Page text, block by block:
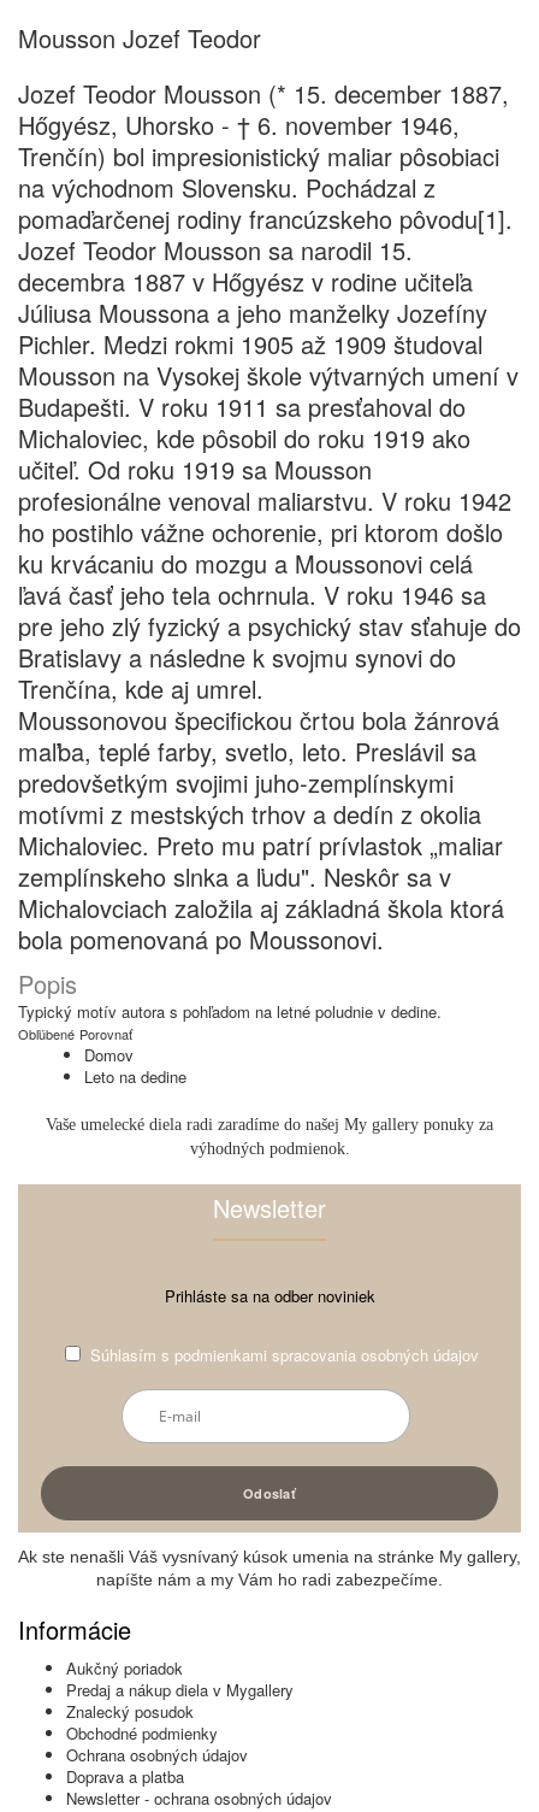
Mousson Jozef Teodor
Jozef Teodor Mousson (* 15. december 1887,
Hőgyész, Uhorsko - † 6. november 1946,
Trenčín) bol impresionistický maliar pôsobiaci
na východnom Slovensku. Pochádzal z
pomaďarčenej rodiny francúzskeho pôvodu[1].
Jozef Teodor Mousson sa narodil 15.
decembra 1887 v Hőgyész v rodine učiteľa
Júliusa Moussona a jeho manželky Jozefíny
Pichler. Medzi rokmi 1905 až 1909 študoval
Mousson na Vysokej škole výtvarných umení v
Budapešti. V roku 1911 sa presťahoval do
Michaloviec, kde pôsobil do roku 1919 ako
učiteľ. Od roku 1919 sa Mousson
profesionálne venoval maliarstvu. V roku 1942
ho postihlo vážne ochorenie, pri ktorom došlo
ku krvácaniu do mozgu a Moussonovi celá
ľavá časť jeho tela ochrnula. V roku 1946 sa
pre jeho zlý fyzický a psychický stav sťahuje do
Bratislavy a následne k svojmu synovi do
Trenčína, kde aj umrel.
Moussonovou špecifickou črtou bola žánrová
maľba, teplé farby, svetlo, leto. Preslávil sa
predovšetkým svojimi juho-zemplínskymi
motívmi z mestských trhov a dedín z okolia
Michaloviec. Preto mu patrí prívlastok „maliar
zemplínskeho slnka a ľudu". Neskôr sa v
Michalovciach založila aj základná škola ktorá
bola pomenovaná po Moussonovi.
Popis
Typický motív autora s pohľadom na letné poludnie v dedine.
Obľúbené Porovnať
Domov
Leto na dedine
Vaše umelecké diela radi zaradíme do našej My gallery ponuky za
výhodných podmienok.
Newsletter
Prihláste sa na odber noviniek
Súhlasím s podmienkami spracovania osobných údajov
Ak ste nenašli Váš vysnívaný kúsok umenia na stránke My gallery,
napíšte nám a my Vám ho radi zabezpečíme.
Informácie
Aukčný poriadok
Predaj a nákup diela v Mygallery
Znalecký posudok
Obchodné podmienky
Ochrana osobných údajov
Doprava a platba
Newsletter - ochrana osobných údajov